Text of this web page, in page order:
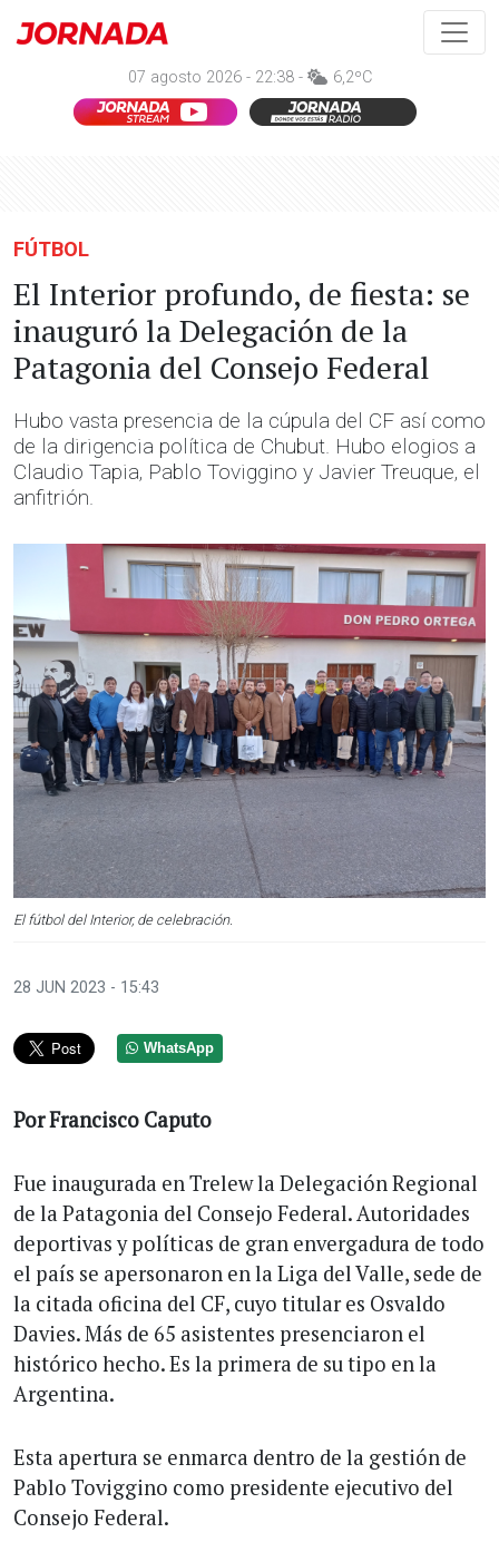
07 agosto 2026 - 22:38 - 6,2ºC
FÚTBOL
El Interior profundo, de fiesta: se
inauguró la Delegación de la
Patagonia del Consejo Federal
Hubo vasta presencia de la cúpula del CF así como
de la dirigencia política de Chubut. Hubo elogios a
Claudio Tapia, Pablo Toviggino y Javier Treuque, el
anfitrión.
El fútbol del Interior, de celebración.
28 JUN 2023 - 15:43
WhatsApp
Por Francisco Caputo
Fue inaugurada en Trelew la Delegación Regional
de la Patagonia del Consejo Federal. Autoridades
deportivas y políticas de gran envergadura de todo
el país se apersonaron en la Liga del Valle, sede de
la citada oficina del CF, cuyo titular es Osvaldo
Davies. Más de 65 asistentes presenciaron el
histórico hecho. Es la primera de su tipo en la
Argentina.
Esta apertura se enmarca dentro de la gestión de
Pablo Toviggino como presidente ejecutivo del
Consejo Federal.